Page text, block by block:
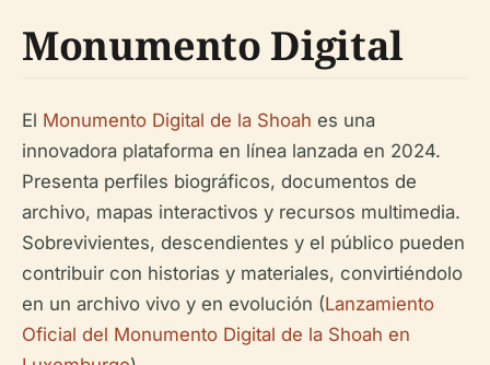
Monumento Digital
El Monumento Digital de la Shoah es una
innovadora plataforma en línea lanzada en 2024.
Presenta perfiles biográficos, documentos de
archivo, mapas interactivos y recursos multimedia.
Sobrevivientes, descendientes y el público pueden
contribuir con historias y materiales, convirtiéndolo
en un archivo vivo y en evolución (Lanzamiento
Oficial del Monumento Digital de la Shoah en